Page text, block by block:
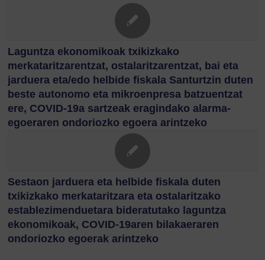
Laguntza ekonomikoak txikizkako
merkataritzarentzat, ostalaritzarentzat, bai eta
jarduera eta/edo helbide fiskala Santurtzin duten
beste autonomo eta mikroenpresa batzuentzat
ere, COVID-19a sartzeak eragindako alarma-
egoeraren ondoriozko egoera arintzeko
Sestaon jarduera eta helbide fiskala duten
txikizkako merkataritzara eta ostalaritzako
establezimenduetara bideratutako laguntza
ekonomikoak, COVID-19aren bilakaeraren
ondoriozko egoerak arintzeko